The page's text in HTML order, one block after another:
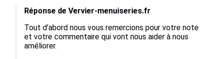
Réponse de Vervier-menuiseries.fr
Tout d'abord nous vous remercions pour votre note
et votre commentaire qui vont nous aider à nous
améliorer.